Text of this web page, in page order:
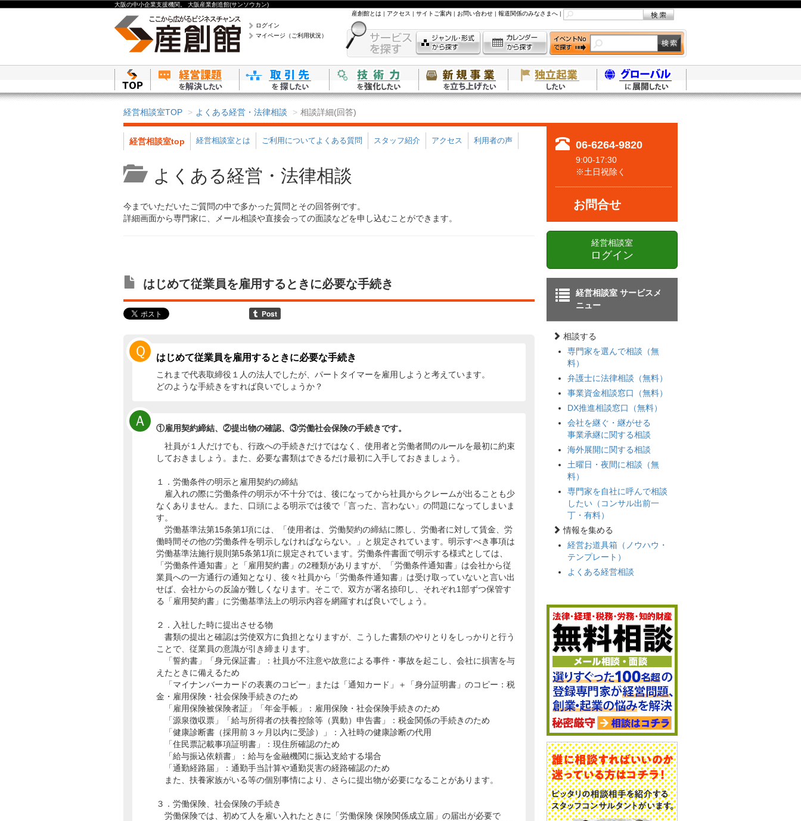
大阪の中小企業支援機関。 大阪産業創造館(サンソウカン)
ログイン
マイページ（ご利用状況）
産創館とは | アクセス | サイトご案内 | お問い合わせ | 報道関係のみなさまへ |
経営相談室TOP よくある経営・法律相談 相談詳細(回答)
経営相談室top 経営相談室とは ご利用についてよくある質問 スタッフ紹介 アクセス 利用者の声
よくある経営・法律相談
今までいただいたご質問の中で多かった質問とその回答例です。
詳細画面から専門家に、メール相談や直接会っての面談などを申し込むことができます。
はじめて従業員を雇用するときに必要な手続き
Ｑ はじめて従業員を雇用するときに必要な手続き
これまで代表取締役１人の法人でしたが、パートタイマーを雇用しようと考えています。
どのような手続きをすれば良いでしょうか？
Ａ
①雇用契約締結、②提出物の確認、③労働社会保険の手続きです。
社員が１人だけでも、行政への手続きだけではなく、使用者と労働者間のルールを最初に約束
しておきましょう。また、必要な書類はできるだけ最初に入手しておきましょう。
１．労働条件の明示と雇用契約の締結
雇入れの際に労働条件の明示が不十分では、後になってから社員からクレームが出ることも少
なくありません。また、口頭による明示では後で「言った、言わない」の問題になってしまいま
す。
労働基準法第15条第1項には、「使用者は、労働契約の締結に際し、労働者に対して賃金、労
働時間その他の労働条件を明示しなければならない。」と規定されています。明示すべき事項は
労働基準法施行規則第5条第1項に規定されています。労働条件書面で明示する様式としては、
「労働条件通知書」と「雇用契約書」の2種類がありますが、「労働条件通知書」は会社から従
業員への一方通行の通知となり、後々社員から「労働条件通知書」は受け取っていないと言い出
せば、会社からの反論が難しくなります。そこで、双方が署名捺印し、それぞれ1部ずつ保管す
る「雇用契約書」に労働基準法上の明示内容を網羅すれば良いでしょう。
２．入社した時に提出させる物
書類の提出と確認は労使双方に負担となりますが、こうした書類のやりとりをしっかりと行う
ことで、従業員の意識が引き締まります。
「誓約書」「身元保証書」：社員が不注意や故意による事件・事故を起こし、会社に損害を与
えたときに備えるため
「マイナンバーカードの表裏のコピー」または「通知カード」＋「身分証明書」のコピー：税
金・雇用保険・社会保険手続きのため
「雇用保険被保険者証」「年金手帳」：雇用保険・社会保険手続きのため
「源泉徴収票」「給与所得者の扶養控除等（異動）申告書」：税金関係の手続きのため
「健康診断書（採用前３ヶ月以内に受診）」：入社時の健康診断の代用
「住民票記載事項証明書」：現住所確認のため
「給与振込依頼書」：給与を金融機関に振込支給する場合
「通勤経路届」：通勤手当計算や通勤災害の経路確認のため
また、扶養家族がいる等の個別事情により、さらに提出物が必要になることがあります。
３．労働保険、社会保険の手続き
労働保険では、初めて人を雇い入れたときに「労働保険 保険関係成立届」の届出が必要で
06-6264-9820
9:00-17:30
※土日祝除く
お問合せ
経営相談室
ログイン
経営相談室 サービスメ
ニュー
相談する
専門家を選んで相談（無
料）
弁護士に法律相談（無料）
事業資金相談窓口（無料）
DX推進相談窓口（無料）
会社を継ぐ・継がせる
事業承継に関する相談
海外展開に関する相談
土曜日・夜間に相談（無
料）
専門家を自社に呼んで相談
したい（コンサル出前一
丁・有料）
情報を集める
経営お道具箱（ノウハウ・
テンプレート）
よくある経営相談